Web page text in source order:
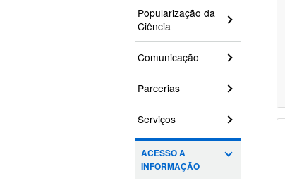
Popularização da
Ciência
Comunicação
Parcerias
Serviços
ACESSO À
INFORMAÇÃO